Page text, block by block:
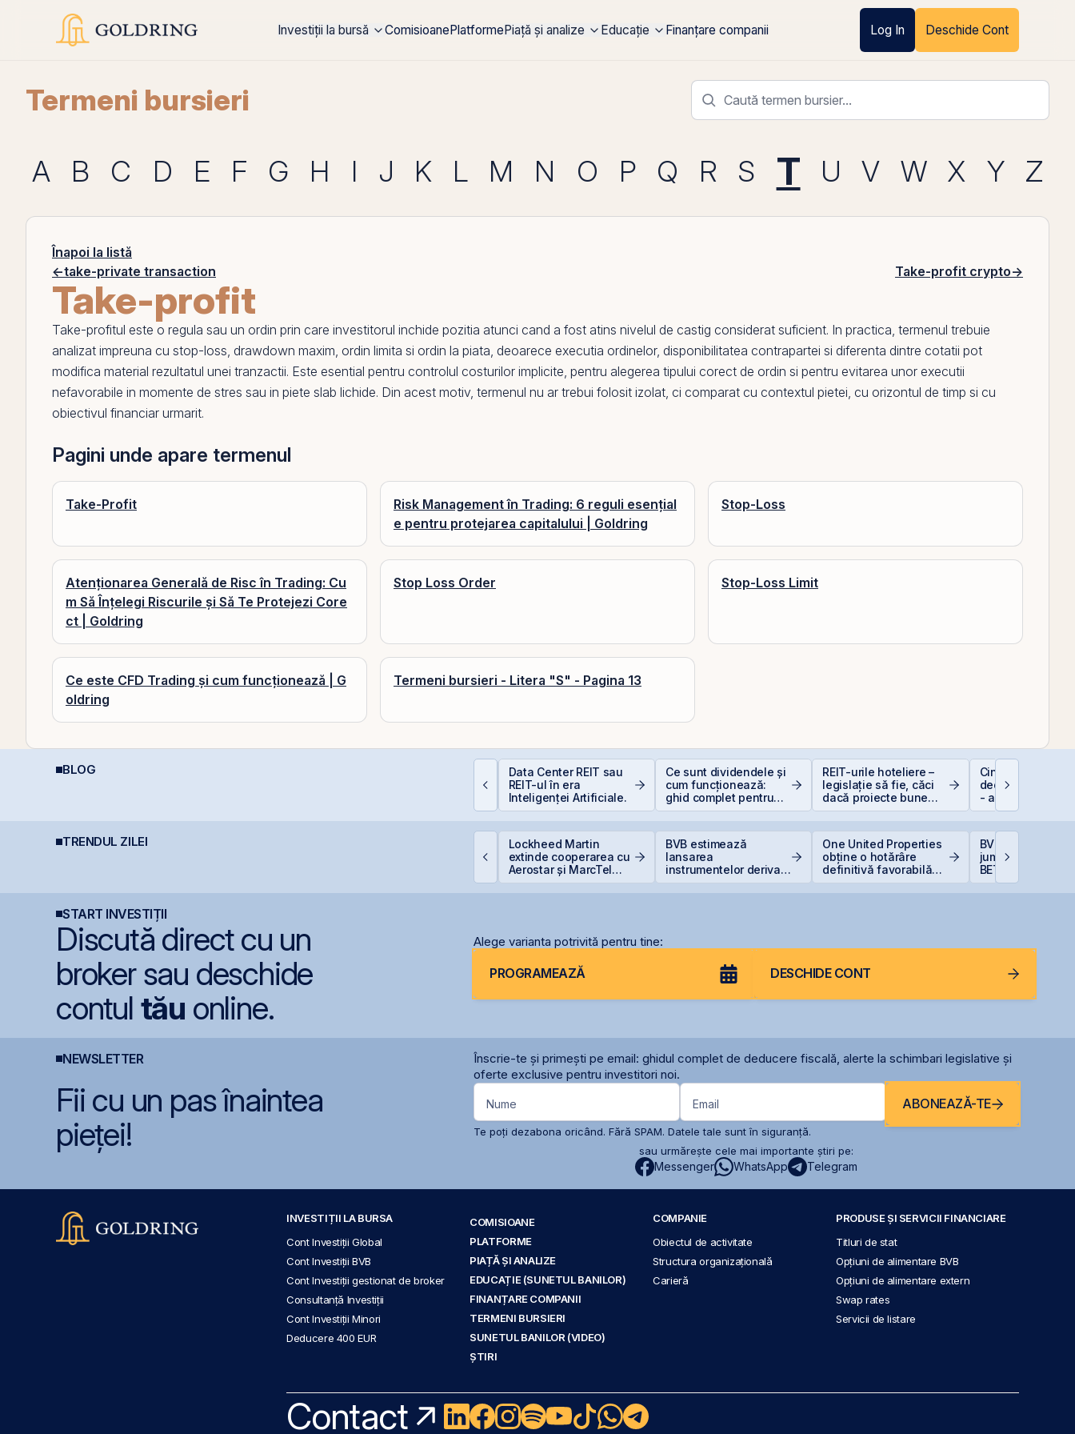
Investiții la bursă ComisioanePlatformePiață și analize Educație Finanțare companii Log In Deschide Cont
Termeni bursieri
A B C D E F G H I J K L M N O P Q R S T U V W X Y Z
Înapoi la listă
←take-private transaction Take-profit crypto→
Take-profit
Take-profitul este o regula sau un ordin prin care investitorul inchide pozitia atunci cand a fost atins nivelul de castig considerat suficient. In practica, termenul trebuie
analizat impreuna cu stop-loss, drawdown maxim, ordin limita si ordin la piata, deoarece executia ordinelor, disponibilitatea contrapartei si diferenta dintre cotatii pot
modifica material rezultatul unei tranzactii. Este esential pentru controlul costurilor implicite, pentru alegerea tipului corect de ordin si pentru evitarea unor executii
nefavorabile in momente de stres sau in piete slab lichide. Din acest motiv, termenul nu ar trebui folosit izolat, ci comparat cu contextul pietei, cu orizontul de timp si cu
obiectivul financiar urmarit.
Pagini unde apare termenul
Take-Profit
Risk Management în Trading: 6 reguli esențial
e pentru protejarea capitalului | Goldring
Stop-Loss
Atenționarea Generală de Risc în Trading: Cu
m Să Înțelegi Riscurile și Să Te Protejezi Core
ct | Goldring
Stop Loss Order Stop-Loss Limit
Ce este CFD Trading și cum funcționează | G
oldring
Termeni bursieri - Litera "S" - Pagina 13
BLOG
Aplicații AI în Lumea
Data Center REIT sau
REIT-ul în era
Inteligenței Artificiale.
Ce sunt dividendele și
cum funcționează:
ghid complet pentru
investitori în acțiuni
REIT-urile hoteliere –
legislație să fie, căci
dacă proiecte bune
sunt și banii se găsesc
Cine e eligibil
deducerea de
- angajați vs. PFA
TRENDUL ZILEI
Producția centralei de
Lockheed Martin
extinde cooperarea cu
Aerostar și MarcTel
BVB estimează
lansarea
instrumentelor derivate
One United Properties
obține o hotărâre
definitivă favorabilă
BVB încheie
jumătate din
BET +33% și
capitalizare
START INVESTIȚII
Discută direct cu un
broker sau deschide
contul tău online.
Alege varianta potrivită pentru tine:
PROGRAMEAZĂ DESCHIDE CONT
NEWSLETTER
Înscrie-te și primești pe email: ghidul complet de deducere fiscală, alerte la schimbari legislative și
oferte exclusive pentru investitori noi.
Fii cu un pas înaintea
pieței!
Nume Email ABONEAZĂ-TE
Te poți dezabona oricând. Fără SPAM. Datele tale sunt în siguranță.
sau urmărește cele mai importante știri pe:
Messenger WhatsApp Telegram
INVESTIȚII LA BURSA
Cont Investiții Global
Cont Investiții BVB
Cont Investiții gestionat de broker
Consultanță Investiții
Cont Investiții Minori
Deducere 400 EUR
COMISIOANE
PLATFORME
PIAȚĂ ȘI ANALIZE
EDUCAȚIE (SUNETUL BANILOR)
FINANȚARE COMPANII
TERMENI BURSIERI
SUNETUL BANILOR (VIDEO)
ȘTIRI
COMPANIE
Obiectul de activitate
Structura organizațională
Carieră
PRODUSE ȘI SERVICII FINANCIARE
Titluri de stat
Opțiuni de alimentare BVB
Opțiuni de alimentare extern
Swap rates
Servicii de listare
Contact